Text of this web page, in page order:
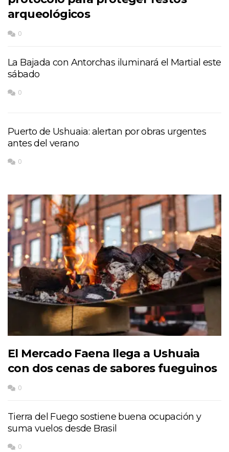
arqueológicos
0
La Bajada con Antorchas iluminará el Martial este
sábado
0
Puerto de Ushuaia: alertan por obras urgentes
antes del verano
0
El Mercado Faena llega a Ushuaia
con dos cenas de sabores fueguinos
0
Tierra del Fuego sostiene buena ocupación y
suma vuelos desde Brasil
0